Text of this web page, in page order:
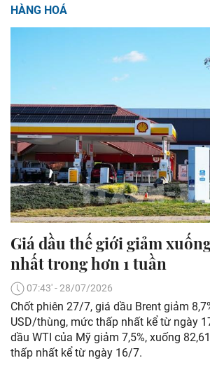
HÀNG HOÁ
Giá dầu thế giới giảm
nhất trong hơn 1 tuần
07:43' - 28/07/2026
Chốt phiên 27/7, giá dầu Brent giảm
USD/thùng, mức thấp nhất kể từ ngày
dầu WTI của Mỹ giảm 7,5%, xuống
thấp nhất kể từ ngày 16/7.